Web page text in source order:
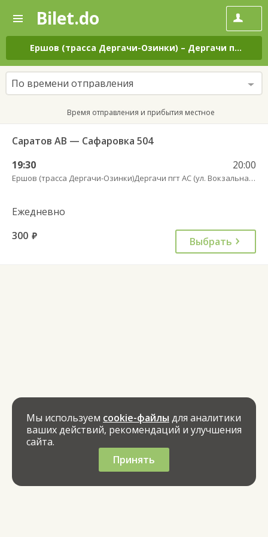
—
Поиск
и
покупка
билетов
на
автобус
онлайн
Bilet.do
Ершов (трасса Дергачи-Озинки) – Дергачи пгт АС (ул. Вокзальная, 5А)
По времени отправления
Время отправления и прибытия местное
Саратов АВ — Сафаровка 504
19:30
Ершов (трасса Дергачи-Озинки)
20:00
Дергачи пгт АС (ул. Вокзальная, 5А)
Ежедневно
300 руб. Выбрать
Мы используем cookie-файлы для аналитики
ваших действий, рекомендаций и улучшения
сайта.
Принять